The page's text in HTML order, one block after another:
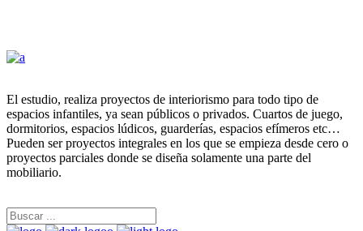
El estudio, realiza proyectos de interiorismo para todo tipo de
espacios infantiles, ya sean públicos o privados. Cuartos de juego,
dormitorios, espacios lúdicos, guarderías, espacios efímeros etc…
Pueden ser proyectos integrales en los que se empieza desde cero o
proyectos parciales donde se diseña solamente una parte del
mobiliario.